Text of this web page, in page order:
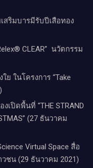
สริมบารมีรับปีเสือทอง
CLEAR” นวัตกรรม
ย​ ​ในโครงการ “Take
งเปิดพื้นที่ “THE STRAND
(27 ธันวาคม
Virtual Space สื่อ
ชน (29 ธันวาคม 2021)